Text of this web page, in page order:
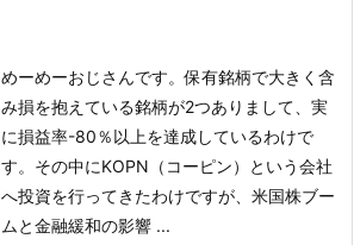
めーめーおじさんです。保有銘柄で大きく含
み損を抱えている銘柄が2つありまして、実
に損益率-80％以上を達成しているわけで
す。その中にKOPN（コーピン）という会社
へ投資を行ってきたわけですが、米国株ブー
ムと金融緩和の影響 ...